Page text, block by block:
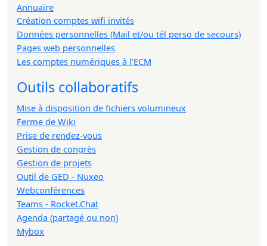
Annuaire
Création comptes wifi invités
Données personnelles (Mail et/ou tél perso de secours)
Pages web personnelles
Les comptes numériques à l'ECM
Outils collaboratifs
Mise à disposition de fichiers volumineux
Ferme de Wiki
Prise de rendez-vous
Gestion de congrès
Gestion de projets
Outil de GED - Nuxeo
Webconférences
Teams - Rocket.Chat
Agenda (partagé ou non)
Mybox